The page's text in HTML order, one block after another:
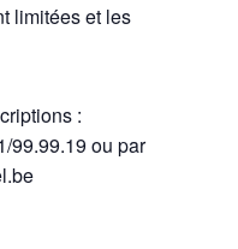
limitées et les
:
99.99.19 ou par